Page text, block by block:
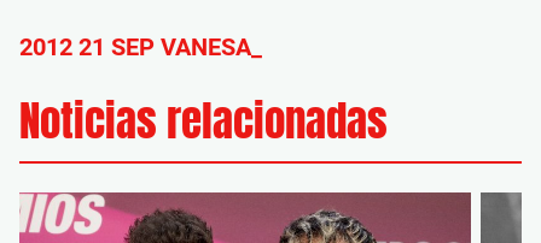
2012 21 SEP VANESA_
Noticias relacionadas